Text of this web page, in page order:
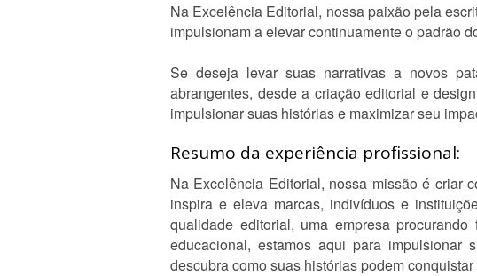
Na Excelência Editorial, nossa paixão pela
impulsionam a elevar continuamente o padrão
Se deseja levar suas narrativas a novos
abrangentes, desde a criação editorial e
impulsionar suas histórias e maximizar seu
Resumo da experiência profissional:
Na Excelência Editorial, nossa missão é criar
inspira e eleva marcas, indivíduos e
qualidade editorial, uma empresa
educacional, estamos aqui para
descubra como suas histórias podem